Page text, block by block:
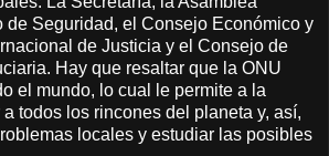
de Seguridad, el Consejo Económico y
de Justicia y el Consejo de
Hay que resaltar que la ONU
el mundo, lo cual le permite a la
todos los rincones del planeta y, así,
locales y estudiar las posibles